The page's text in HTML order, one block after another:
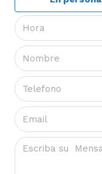
Hora